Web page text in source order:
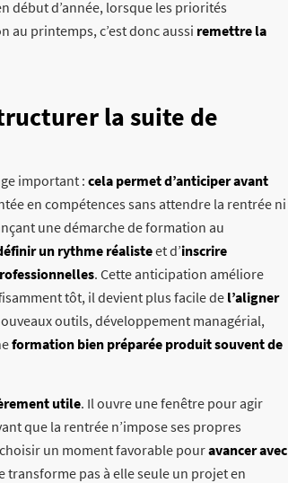
début d’année, lorsque les priorités
printemps, c’est donc aussi remettre la
la suite de
important : cela permet d’anticiper avant
en compétences sans attendre la rentrée ni
une démarche de formation au
un rythme réalisteet d’inscrire
. Cette anticipation améliore
tôt, il devient plus facile del’aligner
outils, développement managérial,
formation bien préparée produit souvent de
utile. Il ouvre une fenêtre pour agir
que la rentrée n’impose ses propres
choisir un moment favorable pouravancer avec
transforme pas à elle seule un projet en